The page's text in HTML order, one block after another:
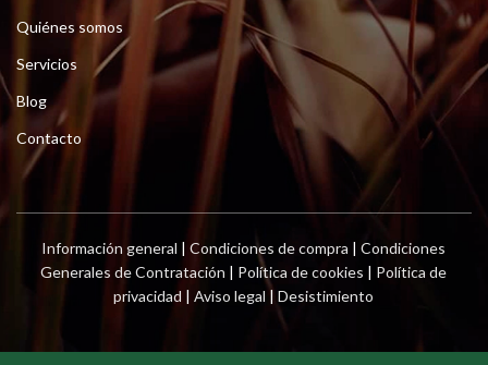
Quiénes somos
Servicios
Blog
Contacto
Información general |Condiciones de compra |Condiciones
Generales de Contratación | Política de cookies | Política de
privacidad |Aviso legal |Desistimiento